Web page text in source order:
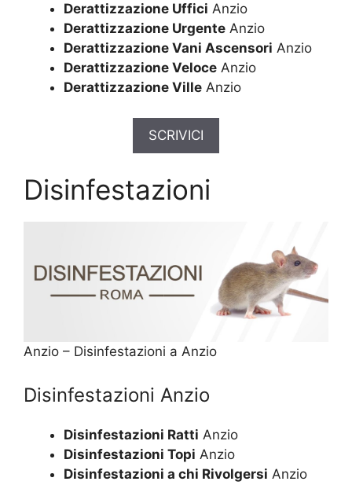
Derattizzazione Uffici Anzio
Derattizzazione Urgente Anzio
Derattizzazione Vani Ascensori Anzio
Derattizzazione Veloce Anzio
Derattizzazione Ville Anzio
SCRIVICI
Disinfestazioni
Anzio – Disinfestazioni a Anzio
Disinfestazioni Anzio
Disinfestazioni Ratti Anzio
Disinfestazioni Topi Anzio
Disinfestazioni a chi Rivolgersi Anzio